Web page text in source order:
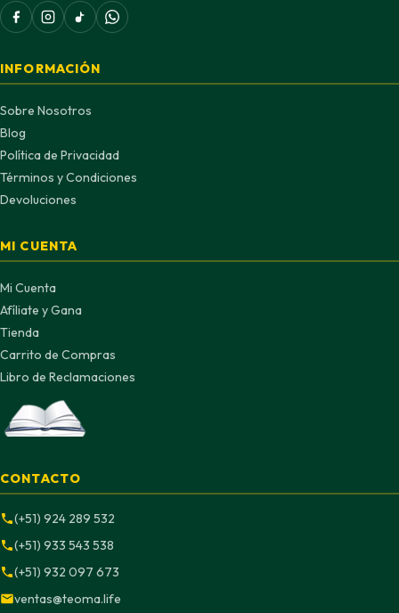
INFORMACIÓN
Sobre Nosotros
Blog
Política de Privacidad
Términos y Condiciones
Devoluciones
MI CUENTA
Mi Cuenta
Afíliate y Gana
Tienda
Carrito de Compras
Libro de Reclamaciones
CONTACTO
(+51) 924 289 532
(+51) 933 543 538
(+51) 932 097 673
ventas@teoma.life